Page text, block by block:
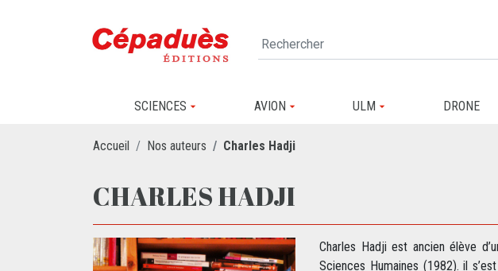
SCIENCES AVION ULM DRONE
Accueil Nos auteurs Charles Hadji
CHARLES HADJI
Charles Hadji est ancien élève
Sciences Humaines (1982). il